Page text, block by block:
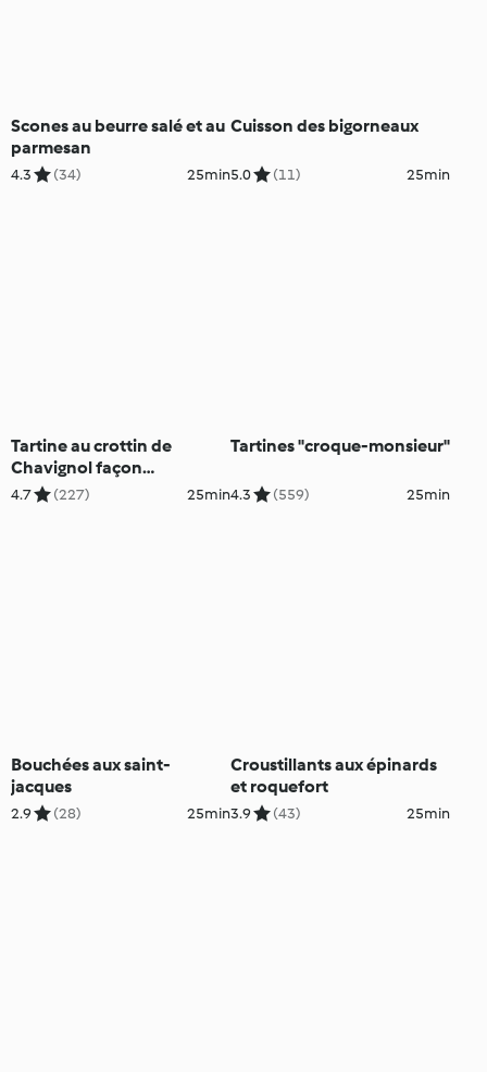
Scones au beurre salé et au
parmesan
4.3 (34) 25min
Cuisson des bigorneaux
5.0 (11) 25min
Tartine au crottin de
Chavignol façon
flammekueche
4.7 (227) 25min
Tartines "croque-monsieur"
4.3 (559) 25min
Bouchées aux saint-
jacques
2.9 (28) 25min
Croustillants aux épinards
et roquefort
3.9 (43) 25min